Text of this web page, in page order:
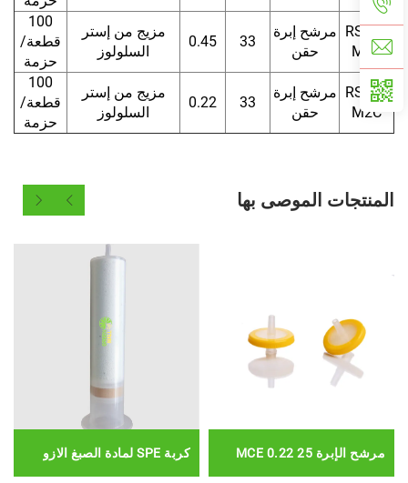
RSF33
M1C
مرشح إبرة
حقن
33
0.45
مزيج من إستر
السلولوز
100
قطعة/
حزمة
RSF33
M2C
مرشح إبرة
حقن
33
0.22
مزيج من إستر
السلولوز
100
قطعة/
حزمة
المنتجات الموصى بها
مرشح الإبرة 25 0.22 MCE كربة SPE لمادة الصبغ الازو